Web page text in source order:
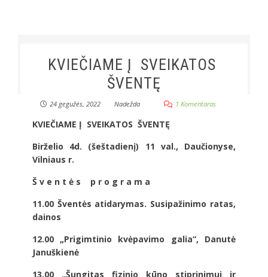
KVIEČIAME Į SVEIKATOS
ŠVENTĘ
24 gegužės, 2022 Nadežda 1 Komentaras
KVIEČIAME Į SVEIKATOS ŠVENTĘ
Birželio 4d. (šeštadienį) 11 val., Daučionyse,
Vilniaus r.
Š v e n t ė s p r o g r a m a
11.00 Šventės atidarymas. Susipažinimo ratas,
dainos
12.00 „Prigimtinio kvėpavimo galia“, Danutė
Januškienė
13.00 „Šungitas fizinio kūno stiprinimui ir